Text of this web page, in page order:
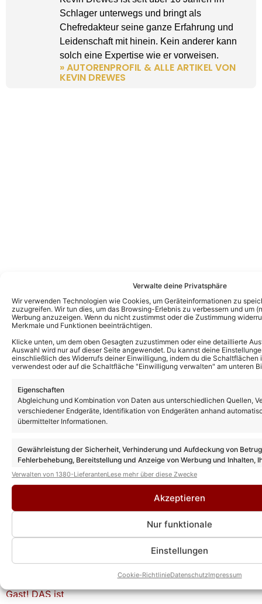
Verwalte deine Privatsphäre
Wir verwenden Technologien wie Cookies, um Geräteinformationen zu
zuzugreifen. Wir tun dies, um das Browsing-Erlebnis zu verbessern und um
Werbung anzuzeigen. Wenn du nicht zustimmst oder die Zustimmung
Merkmale und Funktionen beeinträchtigen.
Klicke unten, um dem oben Gesagten zuzustimmen oder eine detaillierte
Auswahl wird nur auf dieser Seite angewendet. Du kannst deine
einschließlich des Widerrufs deiner Einwilligung, indem du die
verwendest oder auf die Schaltfläche "Einwilligung verwalten" am unteren
Eigenschaften
Abgleichung und Kombination von Daten aus unterschiedlichen Quellen,
verschiedener Endgeräte, Identifikation von Endgeräten anhand
übermittelter Informationen.
Gewährleistung der Sicherheit, Verhinderung und Aufdeckung von
Fehlerbehebung, Bereitstellung und Anzeige von Werbung und Inhalten,
Entscheidungen zum Datenschutz speichern und übermitteln.
Verwalten von 1380-LieferantenLese mehr über diese Zwecke
Akzeptieren
Nur funktionale
Einstellungen
Cookie-RichtlinieDatenschutzImpressum
Schlager unterwegs und bringt als
Chefredakteur seine ganze Erfahrung und
Leidenschaft mit hinein. Kein anderer kann
solch eine Expertise wie er vorweisen.
» AUTORENPROFIL & ALLE ARTIKEL VON
KEVIN DREWES
Das könnte Euch auch interessieren:
die Goldene Henne – erstmals mit IHR an
seiner Seite!
Florian Silbereisen und Helene Fischer: SO
schön war ihr gemeinsamer Auftritt bei
ihrem Tourfinale!
Helene Fischer: Überraschungsauftritt von
Florian Silbereisen bei Tourfinale in
München!